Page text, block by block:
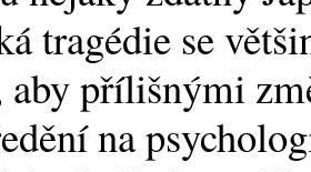
tragédie se
aby přílišnými
na